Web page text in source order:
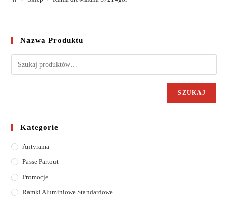
Nazwa Produktu
SZUKAJ
Kategorie
Antyrama
Passe Partout
Promocje
Ramki Aluminiowe Standardowe